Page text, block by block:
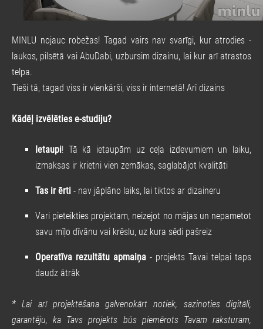
MINLU nojauc robežas! Tagad vairs nav svarīgi, kur atrodies -
laukos, pilsētā vai AbuDabi, uzbursim dizainu, lai kur arī atrastos
telpa.
Tieši tā, tagad viss ir vienkārši, viss ir internetā! Arī dizains
Kādēļ izvēlēties e-studiju?
Ietaupi! Tā kā ietaupām uz ceļa izdevumiem un laiku,
izmaksas ir krietni vien zemākas, saglabājot kvalitāti
Tas ir ērti - nav jāplāno laiks, lai tiktos ar dizaineru
Vari pieteikties projektam, neizejot no mājas un nepametot
savu mīļo dīvānu vai krēslu, uz kura sēdi pašreiz
Operatīva rezultātu apmaiņa - projekts Tavai telpai taps
daudz ātrāk
* Lai arī projektēšana galvenokārt notiek, sazinoties digitāli,
garantēju, ka Tavs projekts būs piemērots Tavam raksturam,